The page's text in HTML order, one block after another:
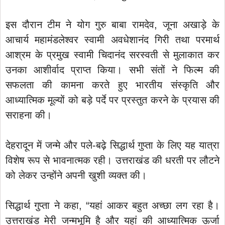
इस दौरान टीम ने योग गुरु बाबा रामदेव, जूना अखाड़े के
आचार्य महामंडलेश्वर स्वामी अवधेशानंद गिरी तथा परमार्थ
आश्रम के प्रमुख स्वामी चिदानंद सरस्वती से मुलाकात कर
उनका आशीर्वाद प्राप्त किया। सभी संतों ने फिल्म की
सफलता की कामना करते हुए भारतीय संस्कृति और
आध्यात्मिक मूल्यों को बड़े पर्दे पर प्रस्तुत करने के प्रयास की
सराहना की।
देहरादून में जन्मे और पले-बढ़े सिद्धार्थ गुप्ता के लिए यह यात्रा
विशेष रूप से भावनात्मक रही। उत्तराखंड की धरती पर लौटने
को लेकर उन्होंने अपनी खुशी व्यक्त की।
सिद्धार्थ गुप्ता ने कहा, “यहां आकर बहुत अच्छा लग रहा है।
उत्तराखंड मेरी जन्मभूमि है और यहां की आध्यात्मिक ऊर्जा